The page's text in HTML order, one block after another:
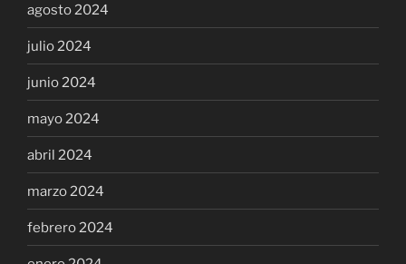
agosto 2024
julio 2024
junio 2024
mayo 2024
abril 2024
marzo 2024
febrero 2024